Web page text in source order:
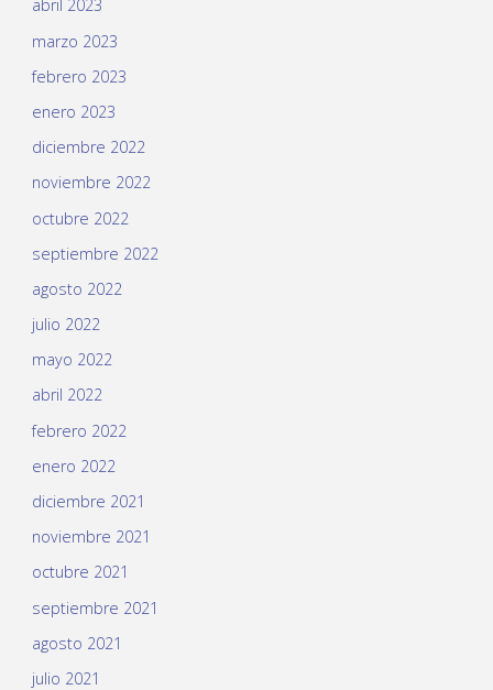
abril 2023
marzo 2023
febrero 2023
enero 2023
diciembre 2022
noviembre 2022
octubre 2022
septiembre 2022
agosto 2022
julio 2022
mayo 2022
abril 2022
febrero 2022
enero 2022
diciembre 2021
noviembre 2021
octubre 2021
septiembre 2021
agosto 2021
julio 2021